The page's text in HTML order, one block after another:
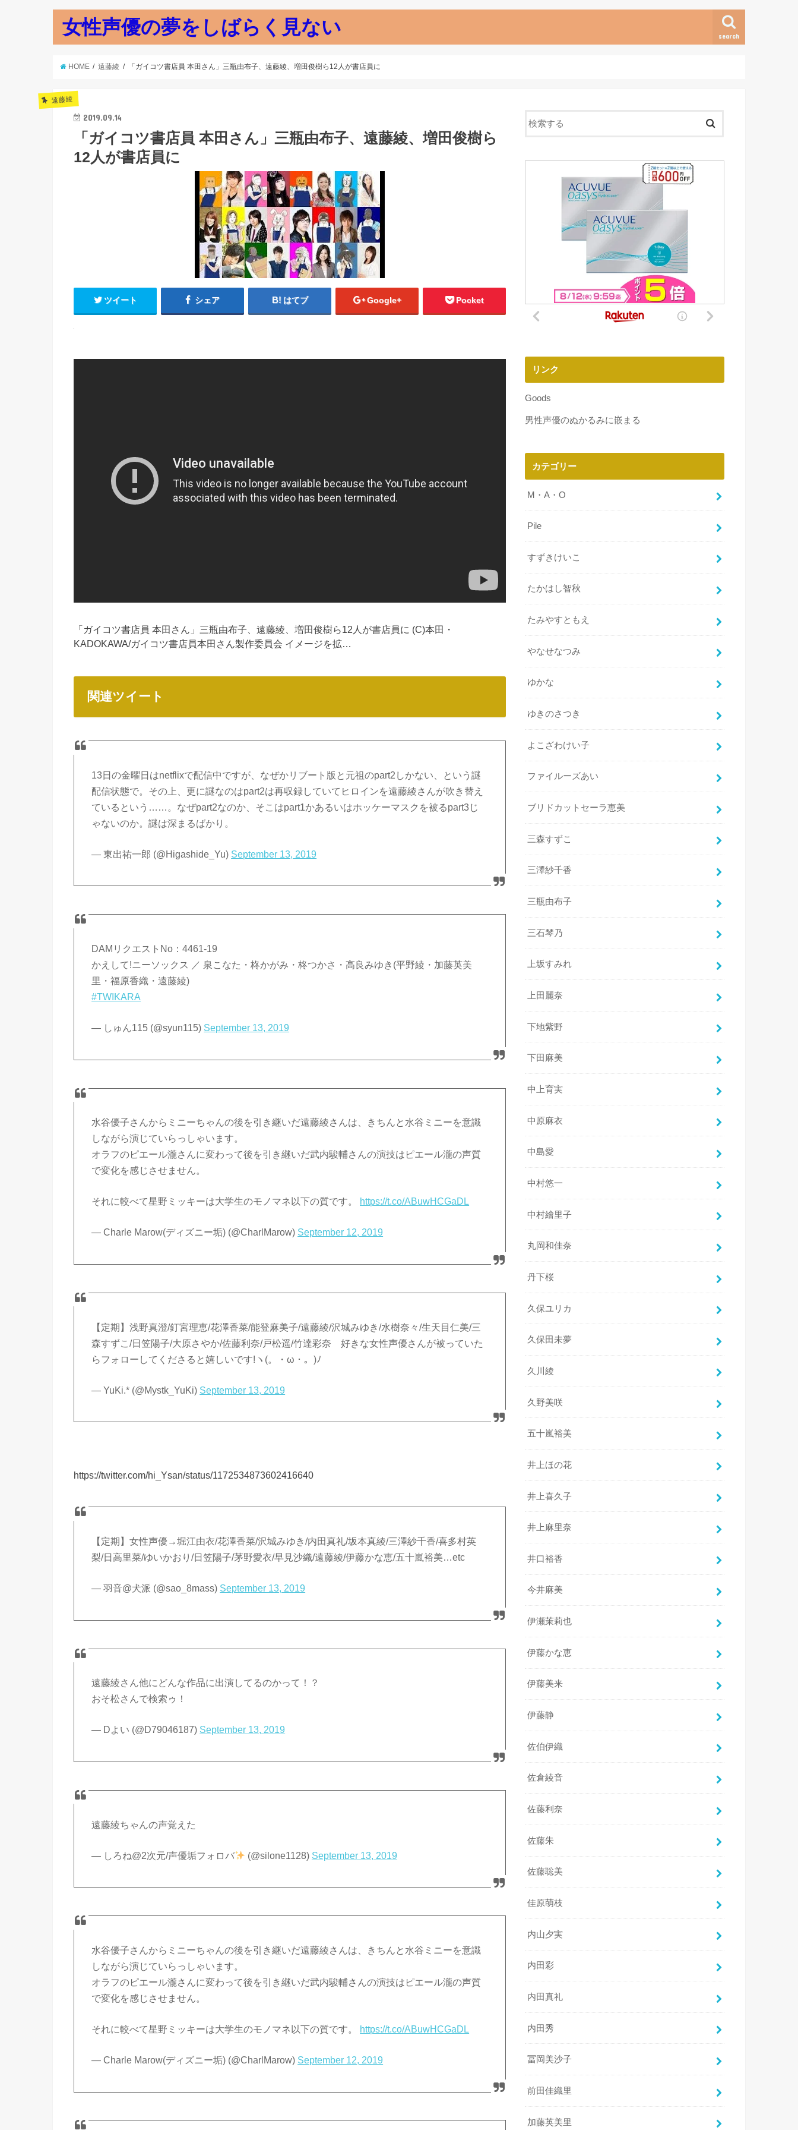
女性声優の夢をしばらく見ない search
HOME 遠藤綾 「ガイコツ書店員 本田さん」三瓶由布子、遠藤綾、増田俊樹ら12人が書店員に
遠藤綾
2019.09.14
「ガイコツ書店員 本田さん」三瓶由布子、遠藤綾、増田俊樹ら
12人が書店員に
ツイート シェア はてブ Google+ Pocket
「ガイコツ書店員 本田さん」三瓶由布子、遠藤綾、増田俊樹ら12人が書店員に (C)本田・
KADOKAWA/ガイコツ書店員本田さん製作委員会 イメージを拡…
関連ツイート
13日の金曜日はnetflixで配信中ですが、なぜかリブート版と元祖のpart2しかない、という謎
配信状態で。その上、更に謎なのはpart2は再収録していてヒロインを遠藤綾さんが吹き替え
ているという……。なぜpart2なのか、そこはpart1かあるいはホッケーマスクを被るpart3じ
ゃないのか。謎は深まるばかり。
— 東出祐一郎 (@Higashide_Yu) September 13, 2019
DAMリクエストNo：4461-19
かえして!ニーソックス ／ 泉こなた・柊かがみ・柊つかさ・高良みゆき(平野綾・加藤英美
里・福原香織・遠藤綾)
#TWIKARA
— しゅん115 (@syun115) September 13, 2019
水谷優子さんからミニーちゃんの後を引き継いだ遠藤綾さんは、きちんと水谷ミニーを意識
しながら演じていらっしゃいます。
オラフのピエール瀧さんに変わって後を引き継いだ武内駿輔さんの演技はピエール瀧の声質
で変化を感じさせません。
それに較べて星野ミッキーは大学生のモノマネ以下の質です。 https://t.co/ABuwHCGaDL
— Charle Marow(ディズニー垢) (@CharlMarow) September 12, 2019
【定期】浅野真澄/釘宮理恵/花澤香菜/能登麻美子/遠藤綾/沢城みゆき/水樹奈々/生天目仁美/三
森すずこ/日笠陽子/大原さやか/佐藤利奈/戸松遥/竹達彩奈 好きな女性声優さんが被っていた
らフォローしてくださると嬉しいです!ヽ(。・ω・。)ﾉ
— YuKi.* (@Mystk_YuKi) September 13, 2019
https://twitter.com/hi_Ysan/status/1172534873602416640
【定期】女性声優→堀江由衣/花澤香菜/沢城みゆき/内田真礼/坂本真綾/三澤紗千香/喜多村英
梨/日高里菜/ゆいかおり/日笠陽子/茅野愛衣/早見沙織/遠藤綾/伊藤かな恵/五十嵐裕美…etc
— 羽音@犬派 (@sao_8mass) September 13, 2019
遠藤綾さん他にどんな作品に出演してるのかって！？
おそ松さんで検索ゥ！
— Dよい (@D79046187) September 13, 2019
遠藤綾ちゃんの声覚えた
— しろね@2次元/声優垢フォロバ (@silone1128) September 13, 2019
水谷優子さんからミニーちゃんの後を引き継いだ遠藤綾さんは、きちんと水谷ミニーを意識
しながら演じていらっしゃいます。
オラフのピエール瀧さんに変わって後を引き継いだ武内駿輔さんの演技はピエール瀧の声質
で変化を感じさせません。
それに較べて星野ミッキーは大学生のモノマネ以下の質です。 https://t.co/ABuwHCGaDL
— Charle Marow(ディズニー垢) (@CharlMarow) September 12, 2019
リンク
Goods
男性声優のぬかるみに嵌まる
カテゴリー
M・A・O
Pile
すずきけいこ
たかはし智秋
たみやすともえ
やなせなつみ
ゆかな
ゆきのさつき
よこざわけい子
ファイルーズあい
ブリドカットセーラ恵美
三森すずこ
三澤紗千香
三瓶由布子
三石琴乃
上坂すみれ
上田麗奈
下地紫野
下田麻美
中上育実
中原麻衣
中島愛
中村悠一
中村繪里子
丸岡和佳奈
丹下桜
久保ユリカ
久保田未夢
久川綾
久野美咲
五十嵐裕美
井上ほの花
井上喜久子
井上麻里奈
井口裕香
今井麻美
伊瀬茉莉也
伊藤かな恵
伊藤美来
伊藤静
佐伯伊織
佐倉綾音
佐藤利奈
佐藤朱
佐藤聡美
佳原萌枝
内山夕実
内田彩
内田真礼
内田秀
冨岡美沙子
前田佳織里
加藤英美里